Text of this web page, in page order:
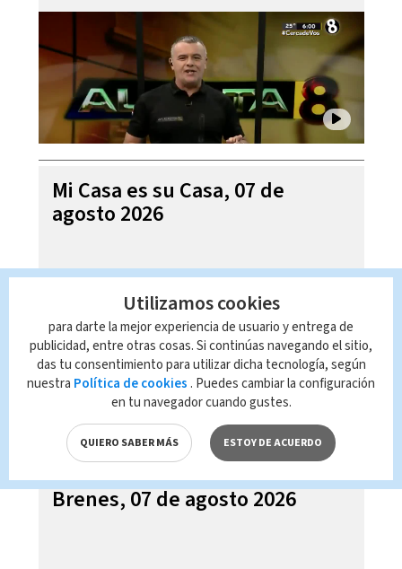
Mi Casa es su Casa, 07 de
agosto 2026
Telediario En Directo con Paula
Brenes, 07 de agosto 2026
Utilizamos cookies
para darte la mejor experiencia de usuario y entrega de
publicidad, entre otras cosas. Si continúas navegando el sitio,
das tu consentimiento para utilizar dicha tecnología, según
nuestra Política de cookies . Puedes cambiar la configuración
en tu navegador cuando gustes.
QUIERO SABER MÁS ESTOY DE ACUERDO